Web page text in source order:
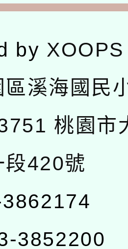
by XOOPS
區溪海國民
桃園市
段420號
3852200